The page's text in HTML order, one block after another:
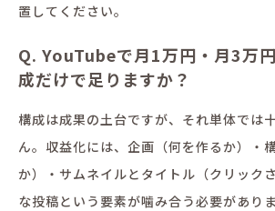
置してください。
Q. YouTubeで月1万円・月3万
成だけで足りますか？
構成は成果の土台ですが、それ単体では
ん。収益化には、企画（何を作るか）・
か）・サムネイルとタイトル（クリック
な投稿という要素が噛み合う必要がありま